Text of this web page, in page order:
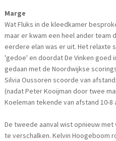
Marge
Wat Fluks in de kleedkamer
maar er kwam een heel ander team
eerdere elan was er uit. Het relaxte
'gedoe' en doordat De Vinken goed
gedaan met de Noordwijkse
Silvia Oussoren scoorde van
(nadat Peter Kooijman door twee
Koeleman tekende van afstand 10-8
De tweede aanval wist opnieuw
te verschalken. Kelvin Hoogeboom